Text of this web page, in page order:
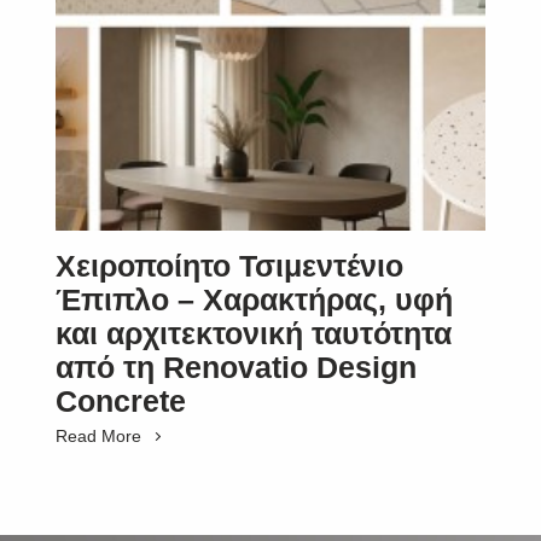
Χειροποίητο Τσιμεντένιο
Έπιπλο – Χαρακτήρας, υφή
και αρχιτεκτονική ταυτότητα
από τη Renovatio Design
Concrete
Read More